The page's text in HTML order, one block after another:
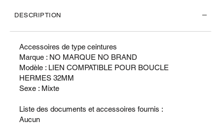
DESCRIPTION
Accessoires de type ceintures
Marque : NO MARQUE NO BRAND
Modèle : LIEN COMPATIBLE POUR BOUCLE
HERMES 32MM
Sexe : Mixte
Liste des documents et accessoires fournis :
Aucun